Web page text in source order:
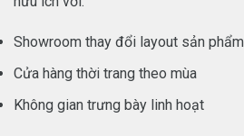
Showroom thay đổi layout sản phẩm
Cửa hàng thời trang theo mùa
Không gian trưng bày linh hoạt